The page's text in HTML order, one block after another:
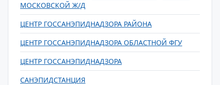
МОСКОВСКОЙ Ж/Д
ЦЕНТР ГОССАНЭПИДНАДЗОРА РАЙОНА
ЦЕНТР ГОССАНЭПИДНАДЗОРА ОБЛАСТНОЙ ФГУ
ЦЕНТР ГОССАНЭПИДНАДЗОРА
САНЭПИДСТАНЦИЯ